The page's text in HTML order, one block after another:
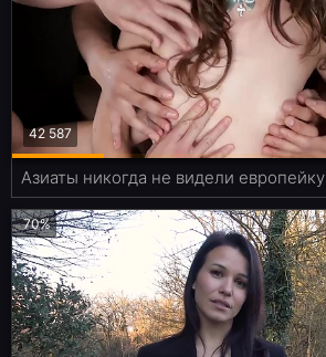
42 587
70%